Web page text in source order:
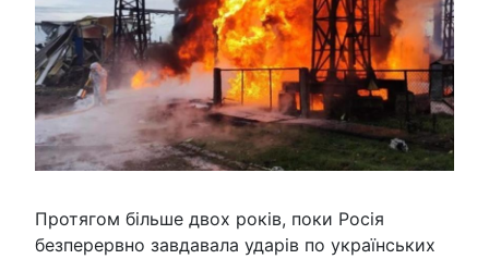
Протягом більше двох років, поки Росія
безперервно завдавала ударів по українських